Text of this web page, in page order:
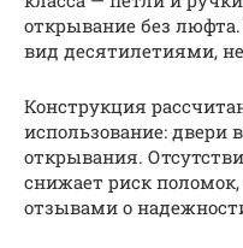
открывание без
вид десятилетиями,
Конструкция
использование:
открывания.
снижает риск
отзывами о